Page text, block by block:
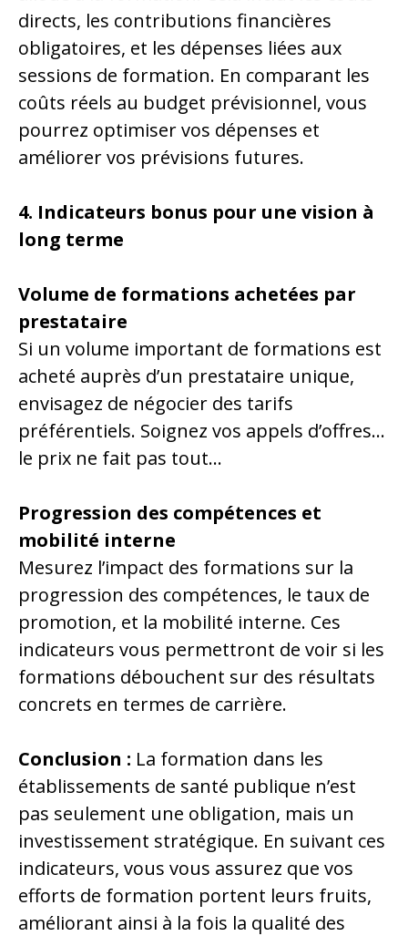
directs, les contributions financières
obligatoires, et les dépenses liées aux
sessions de formation. En comparant les
coûts réels au budget prévisionnel, vous
pourrez optimiser vos dépenses et
améliorer vos prévisions futures.
4. Indicateurs bonus pour une vision à
long terme
Volume de formations achetées par
prestataire
Si un volume important de formations est
acheté auprès d’un prestataire unique,
envisagez de négocier des tarifs
préférentiels. Soignez vos appels d’offres…
le prix ne fait pas tout…
Progression des compétences et
mobilité interne
Mesurez l’impact des formations sur la
progression des compétences, le taux de
promotion, et la mobilité interne. Ces
indicateurs vous permettront de voir si les
formations débouchent sur des résultats
concrets en termes de carrière.
Conclusion : La formation dans les
établissements de santé publique n’est
pas seulement une obligation, mais un
investissement stratégique. En suivant ces
indicateurs, vous vous assurez que vos
efforts de formation portent leurs fruits,
améliorant ainsi à la fois la qualité des